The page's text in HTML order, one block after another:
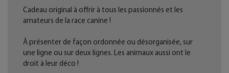
Cadeau original à offrir à tous les passionnés et les
amateurs de la race canine !
À présenter de façon ordonnée ou désorganisée, sur
une ligne ou sur deux lignes. Les animaux aussi ont le
droit à leur déco !